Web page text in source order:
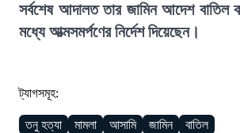
সর্বশেষ আদালত তার জামিন আদেশ বাতিল
মধ্যে আত্মসমর্পণের নির্দেশ দিয়েছেন।
ট্যাগসমূহ:
তনু হত্যা মামলা আসামি জামিন বাতিল